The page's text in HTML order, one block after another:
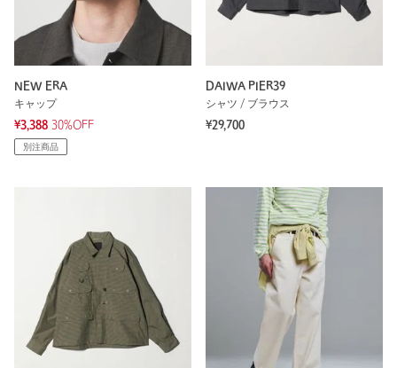
NEW ERA
キャップ
¥3,388 30%OFF
別注商品
DAIWA PIER39
シャツ / ブラウス
¥29,700